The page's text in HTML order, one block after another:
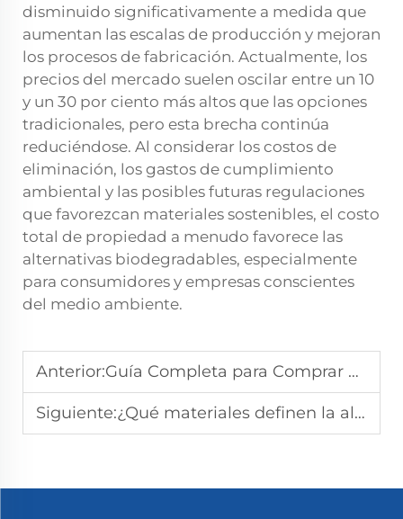
disminuido significativamente a medida que
aumentan las escalas de producción y mejoran
los procesos de fabricación. Actualmente, los
precios del mercado suelen oscilar entre un 10
y un 30 por ciento más altos que las opciones
tradicionales, pero esta brecha continúa
reduciéndose. Al considerar los costos de
eliminación, los gastos de cumplimiento
ambiental y las posibles futuras regulaciones
que favorezcan materiales sostenibles, el costo
total de propiedad a menudo favorece las
alternativas biodegradables, especialmente
para consumidores y empresas conscientes
del medio ambiente.
Anterior:Guía Completa para Comprar Guantes Biodegradables
Siguiente:¿Qué materiales definen la alta resistencia al calor en los guantes para tareas culinarias?